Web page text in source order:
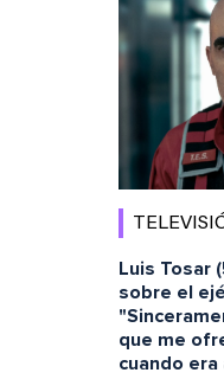
Luis Tosar
sobre el
que me
cuando